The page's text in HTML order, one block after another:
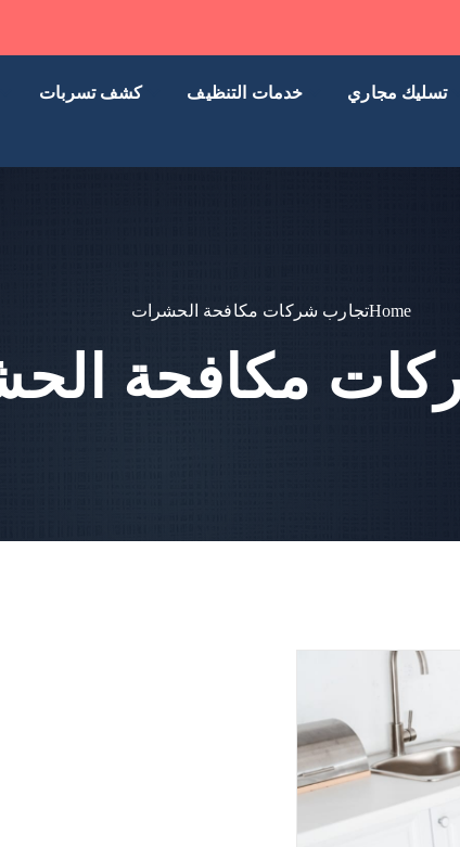
تسليك مجاري خدمات التنظيف كشف تسربات
Homeتجارب شركات مكافحة الحشرات
مكافحة